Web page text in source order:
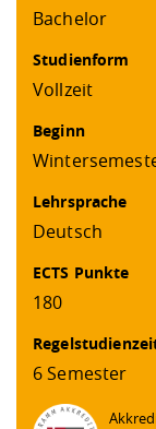
Bachelor
Studienform
Vollzeit
Beginn
Lehrsprache
Deutsch
ECTS Punkte
180
6 Semester